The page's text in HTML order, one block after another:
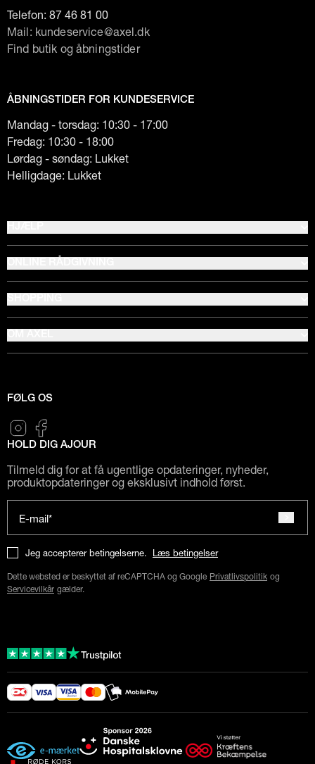
Telefon: 87 46 81 00
Mail: kundeservice@axel.dk
Find butik og åbningstider
ÅBNINGSTIDER FOR KUNDESERVICE
Mandag - torsdag: 10:30 - 17:00
Fredag: 10:30 - 18:00
Lørdag - søndag: Lukket
Helligdage: Lukket
FØLG OS
HOLD DIG AJOUR
Tilmeld dig for at få ugentlige opdateringer, nyheder,
produktopdateringer og eksklusivt indhold først.
E-mail*
Jeg accepterer betingelserne. Læs betingelser
Dette websted er beskyttet af reCAPTCHA og Google Privatlivspolitik og
Servicevilkår gælder.